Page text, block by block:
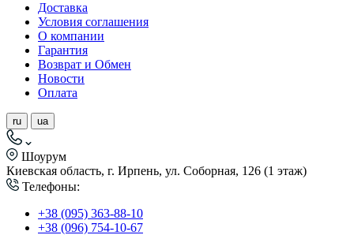
Доставка
Условия соглашения
О компании
Гарантия
Возврат и Обмен
Новости
Оплата
ru ua
Шоурум
Киевская область, г. Ирпень, ул. Соборная, 126 (1 этаж)
Телефоны:
+38 (095) 363-88-10
+38 (096) 754-10-67